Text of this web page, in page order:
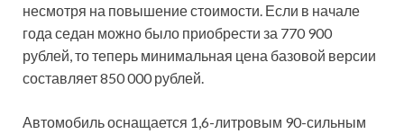
несмотря на повышение стоимости. Если в начале
года седан можно было приобрести за 770 900
рублей, то теперь минимальная цена базовой версии
составляет 850 000 рублей.
Автомобиль оснащается 1,6-литровым 90-сильным